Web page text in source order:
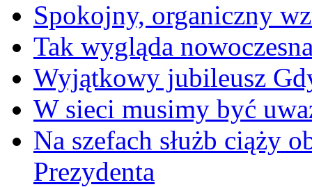
Spokojny, organiczny
Tak wygląda
Wyjątkowy jubileusz
W sieci musimy być
Na szefach służb ciąży
Prezydenta